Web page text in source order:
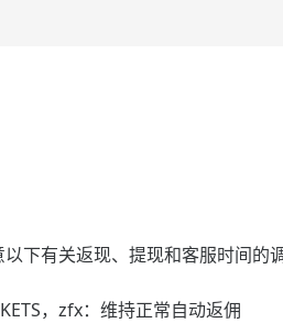
下有关返现、提现和客服时间的
，zfx：维持正常自动返佣